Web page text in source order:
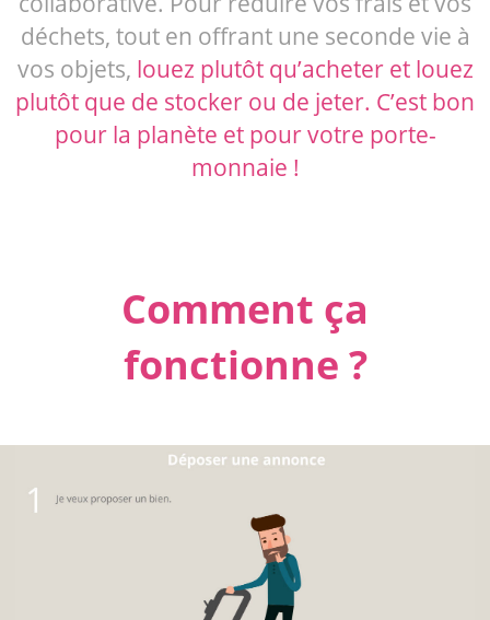
déchets, tout en offrant une seconde vie à
vos objets, louez plutôt qu’acheter et louez
plutôt que de stocker ou de jeter. C’est bon
pour la planète et pour votre porte-
monnaie !
Comment ça
fonctionne ?